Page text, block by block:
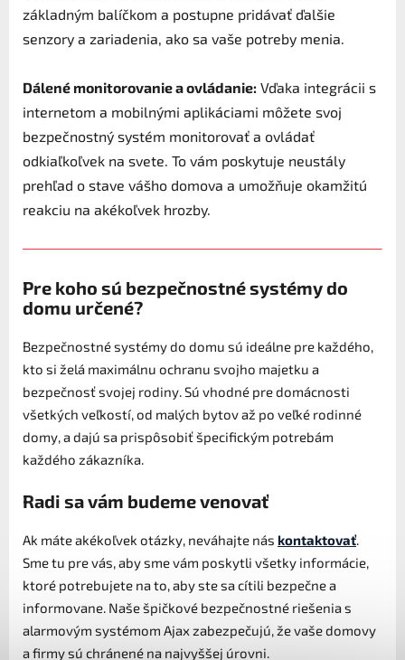
základným balíčkom a postupne pridávať ďalšie
senzory a zariadenia, ako sa vaše potreby menia.
Dálené monitorovanie a ovládanie: Vďaka integrácii s
internetom a mobilnými aplikáciami môžete svoj
bezpečnostný systém monitorovať a ovládať
odkiaľkoľvek na svete. To vám poskytuje neustály
prehľad o stave vášho domova a umožňuje okamžitú
reakciu na akékoľvek hrozby.
Pre koho sú bezpečnostné systémy do
domu určené?
Bezpečnostné systémy do domu sú ideálne pre každého,
kto si želá maximálnu ochranu svojho majetku a
bezpečnosť svojej rodiny. Sú vhodné pre domácnosti
všetkých veľkostí, od malých bytov až po veľké rodinné
domy, a dajú sa prispôsobiť špecifickým potrebám
každého zákazníka.
Radi sa vám budeme venovať
Ak máte akékoľvek otázky, neváhajte nás kontaktovať.
Sme tu pre vás, aby sme vám poskytli všetky informácie,
ktoré potrebujete na to, aby ste sa cítili bezpečne a
informovane. Naše špičkové bezpečnostné riešenia s
alarmovým systémom Ajax zabezpečujú, že vaše domovy
a firmy sú chránené na najvyššej úrovni.